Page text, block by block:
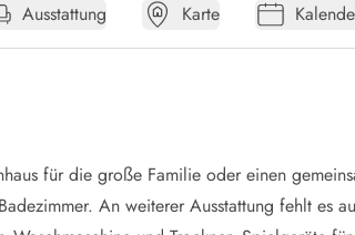
Ausstattung Karte
für die große Familie oder einen
An weiterer Ausstattung fehlt es